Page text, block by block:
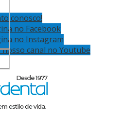
conosco!
no Facebook
no Instagram
nosso canal no Youtube